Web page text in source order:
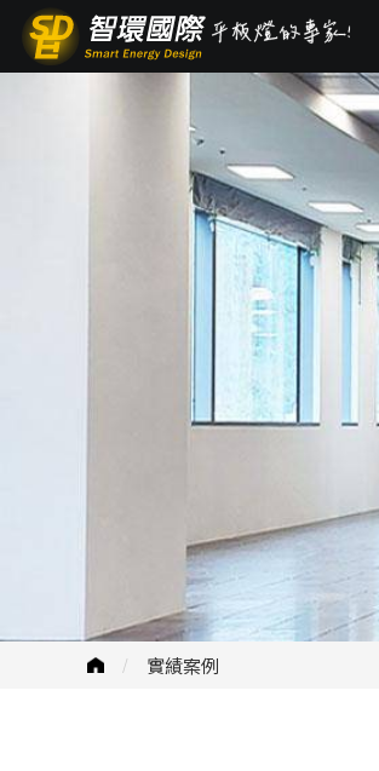
實績案例